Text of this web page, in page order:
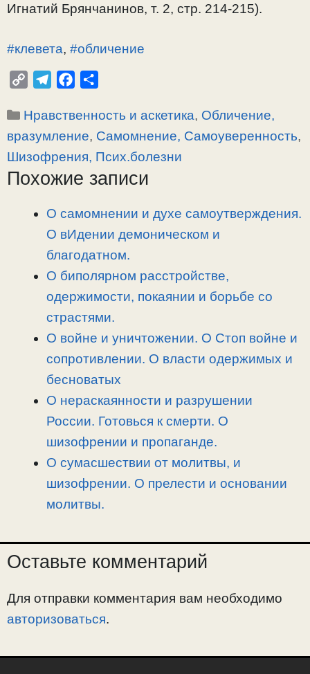
Игнатий Брянчанинов, т. 2, стр. 214-215).
#клевета, #обличение
p
y
n
l
e
a
c
e
o
п
р
а
и
Рубрики
Нравственность и аскетика, Обличение,
вразумление, Самомнение, Самоуверенность,
Шизофрения, Псих.болезни
Похожие записи
О самомнении и духе самоутверждения.
О вИдении демоническом и
благодатном.
О биполярном расстройстве,
одержимости, покаянии и борьбе со
страстями.
О войне и уничтожении. О Стоп войне и
сопротивлении. О власти одержимых и
бесноватых
О нераскаянности и разрушении
России. Готовься к смерти. О
шизофрении и пропаганде.
О сумасшествии от молитвы, и
шизофрении. О прелести и основании
молитвы.
Оставьте комментарий
Для отправки комментария вам необходимо
авторизоваться.